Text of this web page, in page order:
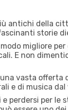
antichi della
storie
migliore
E non
vasta offerta
e di musica
e perdersi per